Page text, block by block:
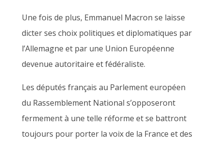
Une fois de plus, Emmanuel Macron se laisse
dicter ses choix politiques et diplomatiques par
l’Allemagne et par une Union Européenne
devenue autoritaire et fédéraliste.
Les députés français au Parlement européen
du Rassemblement National s’opposeront
fermement à une telle réforme et se battront
toujours pour porter la voix de la France et des